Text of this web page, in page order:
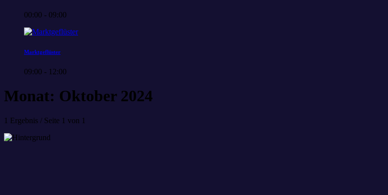
00:00 - 09:00
Marktgeflüster
09:00 - 12:00
Monat: Oktober 2024
1 Ergebnis / Seite 1 von 1